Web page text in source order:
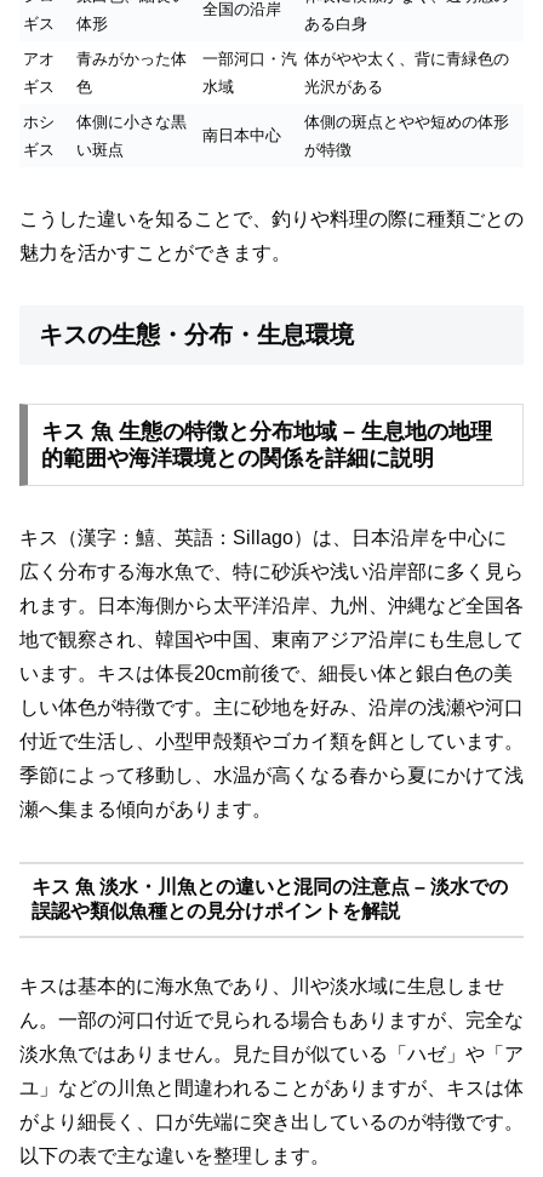
ギス
体形
全国の沿岸
ある白身
アオ
ギス
青みがかった体
色
一部河口・汽
水域
体がやや太く、背に青緑色の
光沢がある
ホシ
ギス
体側に小さな黒
い斑点
南日本中心
体側の斑点とやや短めの体形
が特徴
こうした違いを知ることで、釣りや料理の際に種類ごとの
魅力を活かすことができます。
キスの生態・分布・生息環境
キス 魚 生態の特徴と分布地域 – 生息地の地理
的範囲や海洋環境との関係を詳細に説明
キス（漢字：鱚、英語：Sillago）は、日本沿岸を中心に
広く分布する海水魚で、特に砂浜や浅い沿岸部に多く見ら
れます。日本海側から太平洋沿岸、九州、沖縄など全国各
地で観察され、韓国や中国、東南アジア沿岸にも生息して
います。キスは体長20cm前後で、細長い体と銀白色の美
しい体色が特徴です。主に砂地を好み、沿岸の浅瀬や河口
付近で生活し、小型甲殻類やゴカイ類を餌としています。
季節によって移動し、水温が高くなる春から夏にかけて浅
瀬へ集まる傾向があります。
キス 魚 淡水・川魚との違いと混同の注意点 – 淡水での
誤認や類似魚種との見分けポイントを解説
キスは基本的に海水魚であり、川や淡水域に生息しませ
ん。一部の河口付近で見られる場合もありますが、完全な
淡水魚ではありません。見た目が似ている「ハゼ」や「ア
ユ」などの川魚と間違われることがありますが、キスは体
がより細長く、口が先端に突き出しているのが特徴です。
以下の表で主な違いを整理します。